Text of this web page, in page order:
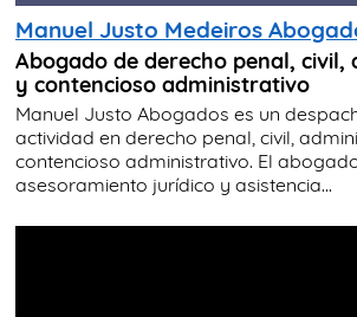
Manuel Justo Medeiros
Abogado de derecho penal,
y contencioso administrativo
Manuel Justo Abogados es un
actividad en derecho penal, civil,
contencioso administrativo. El
asesoramiento jurídico y asistencia...